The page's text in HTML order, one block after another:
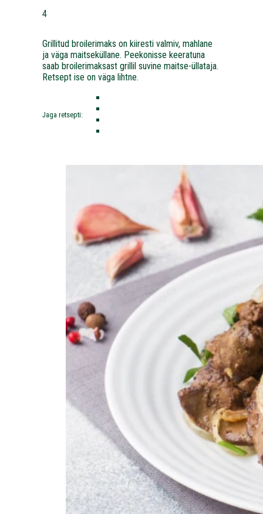
4
Grillitud broilerimaks on kiiresti valmiv, mahlane
ja väga maitseküllane. Peekonisse keeratuna
saab broilerimaksast grillil suvine maitse-üllataja.
Retsept ise on väga lihtne.
Jaga retsepti: